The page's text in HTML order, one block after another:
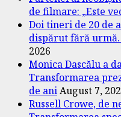
de filmare: „Este
Doi tineri de 20 de
dispărut fără
2026
Monica Dascălu a
Transformarea
de aniAugust 7,
Russell Crowe, de